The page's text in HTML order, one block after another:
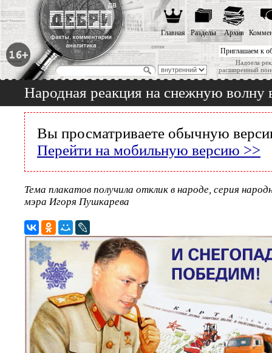
Приглашаем к
Надоела
расширенный
Главная Разделы Архив
Народная реакция на снежную волну
Вы просматриваете обычную
Перейти на мобильную версию >>
Тема плакатов получила отклик в народе, серия
мэра Игоря Пушкарева